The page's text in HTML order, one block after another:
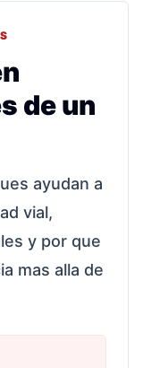
de un
ayudan a
vial,
y por que
mas alla de